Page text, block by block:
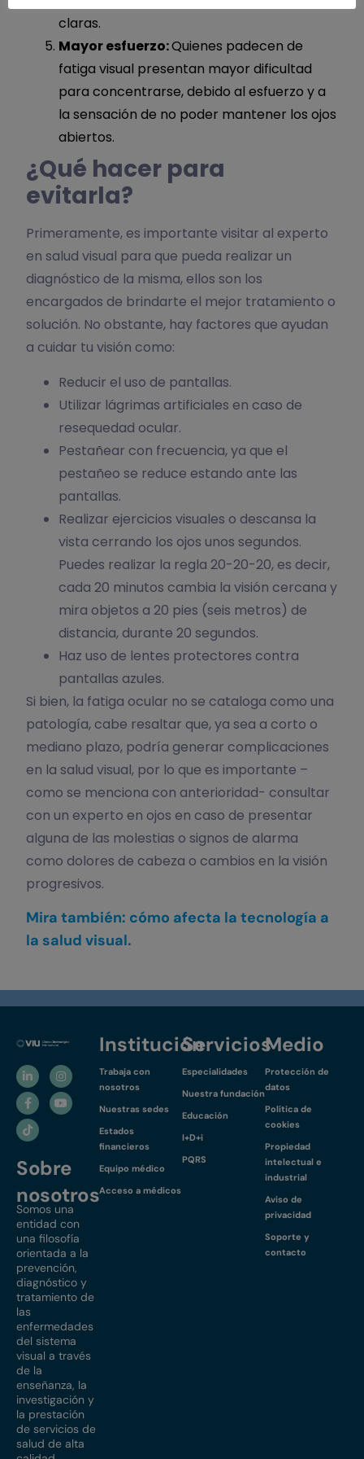
claras.
Mayor esfuerzo:Quienes padecen de
fatiga visual presentan mayor dificultad
para concentrarse, debido al esfuerzo y a
la sensación de no poder mantener los ojos
abiertos.
¿Qué hacer para
evitarla?
Primeramente, es importante visitar al experto
en salud visual para que pueda realizar un
diagnóstico de la misma, ellos son los
encargados de brindarte el mejor tratamiento o
solución. No obstante, hay factores que ayudan
a cuidar tu visión como:
Reducir el uso de pantallas.
Utilizar lágrimas artificiales en caso de
resequedad ocular.
Pestañear con frecuencia, ya que el
pestañeo se reduce estando ante las
pantallas.
Realizar ejercicios visuales o descansa la
vista cerrando los ojos unos segundos.
Puedes realizar la regla 20-20-20, es decir,
cada 20 minutos cambia la visión cercana y
mira objetos a 20 pies (seis metros) de
distancia, durante 20 segundos.
Haz uso de lentes protectores contra
pantallas azules.
Si bien, la fatiga ocular no se cataloga como una
patología, cabe resaltar que, ya sea a corto o
mediano plazo, podría generar complicaciones
en la salud visual, por lo que es importante –
como se menciona con anterioridad- consultar
con un experto en ojos en caso de presentar
alguna de las molestias o signos de alarma
como dolores de cabeza o cambios en la visión
progresivos.
Mira también: cómo afecta la tecnología a
la salud visual.
Sobre
nosotros
Somos una
entidad con
una filosofía
orientada a la
prevención,
diagnóstico y
tratamiento de
las
enfermedades
del sistema
visual a través
de la
enseñanza, la
investigación y
la prestación
de servicios de
salud de alta
Institución
Trabaja con
nosotros
Nuestras sedes
Estados
financieros
Equipo médico
Acceso a médicos
Servicios
Especialidades
Nuestra fundación
Educación
I+D+i
PQRS
Medio
Protección de
datos
Política de
cookies
Propiedad
intelectual e
industrial
Aviso de
privacidad
Soporte y
contacto